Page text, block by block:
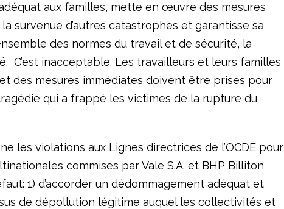
aux familles, mette en œuvre des mesures
survenue d’autres catastrophes et garantisse sa
des normes du travail et de sécurité, la
C’est inacceptable. Les travailleurs et leurs familles
des mesures immédiates doivent être prises pour
qui a frappé les victimes de la rupture du
les violations aux Lignes directrices de l’OCDE pour
commises par Vale S.A. et BHP Billiton
1) d’accorder un dédommagement adéquat et
de dépollution légitime auquel les collectivités et